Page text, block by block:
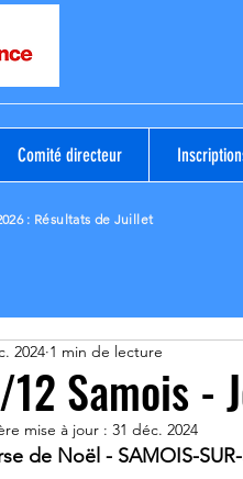
Comité directeur
: Résultats de Juillet
12 Samois -
2024 1 min de lecture
mise à jour : 31 déc. 2024
de Noël - SAMOIS-